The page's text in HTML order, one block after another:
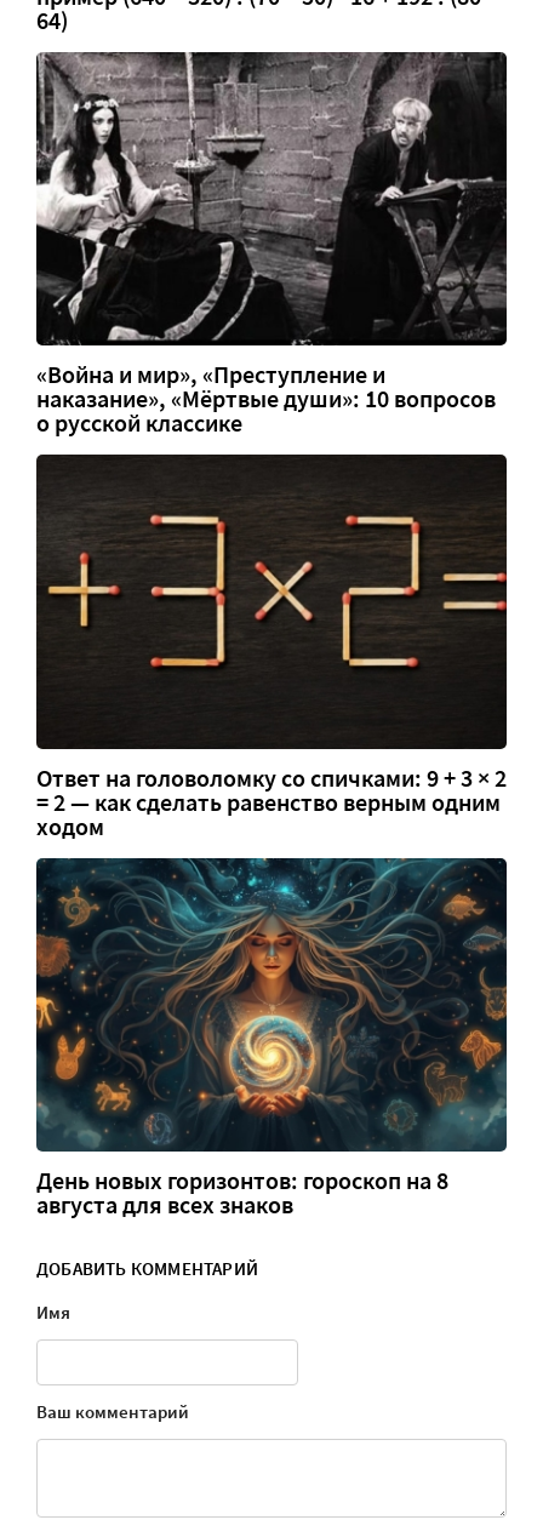
64)
«Война и мир», «Преступление и
наказание», «Мёртвые души»: 10 вопросов
о русской классике
Ответ на головоломку со спичками: 9 + 3 × 2
= 2 — как сделать равенство верным одним
ходом
День новых горизонтов: гороскоп на 8
августа для всех знаков
ДОБАВИТЬ КОММЕНТАРИЙ
Имя
Ваш комментарий